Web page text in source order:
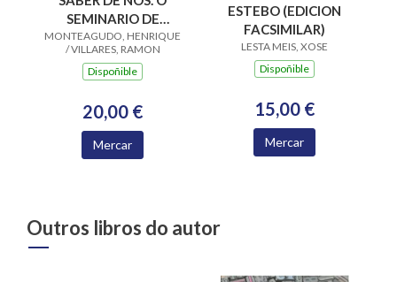
SEMINARIO DE
ESTUDOS GALEGOS
MONTEAGUDO, HENRIQUE
/ VILLARES, RAMON
Dispoñible
20,00 €
Mercar
ESTEBO (EDICION
FACSIMILAR)
LESTA MEIS, XOSE
Dispoñible
15,00 €
Mercar
Outros libros do autor